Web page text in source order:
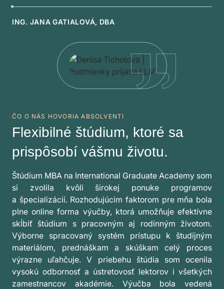
ING. JANA GATIALOVÁ, DBA
ČO O NÁS HOVORIA ABSOLVENTI
Flexibilné štúdium, ktoré sa
prispôsobí vášmu životu.
Štúdium MBA na International Graduate Academy som
si zvolila kvôli širokej ponuke programov
a špecializácií. Rozhodujúcim faktorom pre mňa bola
plne online forma výučby, ktorá umožňuje efektívne
skĺbiť štúdium s pracovným aj rodinným životom.
Výborne spracovaný systém prístupu k študijným
materiálom, prednáškam a skúškam celý proces
výrazne uľahčuje. V priebehu štúdia som ocenila
vysokú odbornosť a ústretovosť lektorov i všetkých
zamestnancov akadémie. Výučba bola vedená